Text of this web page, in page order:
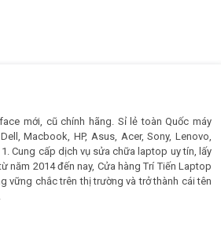
mới, cũ chính hãng. Sỉ lẻ toàn Quốc máy
Macbook, HP, Asus, Acer, Sony, Lenovo,
Cung cấp dịch vụ sửa chữa laptop uy tín, lấy
năm 2014 đến nay, Cửa hàng Trí Tiến Laptop
vững chắc trên thị trường và trở thành cái tên